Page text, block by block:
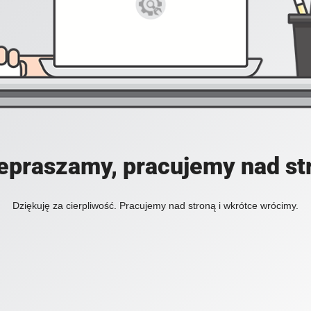
pracujemy nad
Dziękuję za cierpliwość. Pracujemy nad stroną i wkrótce wrócimy.